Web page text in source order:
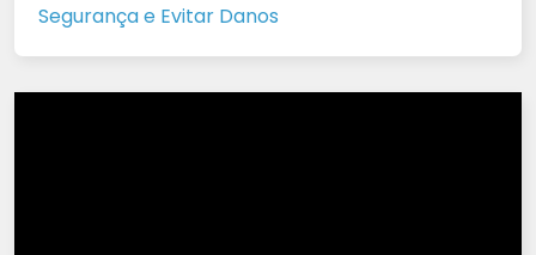
Segurança e Evitar Danos